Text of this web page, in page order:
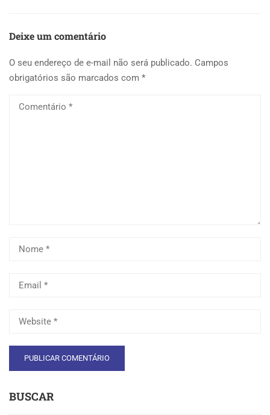
Deixe um comentário
O seu endereço de e-mail não será publicado. Campos
obrigatórios são marcados com *
BUSCAR